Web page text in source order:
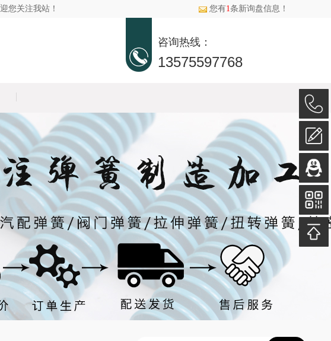
您关注我站！ 您有1条新询盘信息！
咨询热线：
13575597768